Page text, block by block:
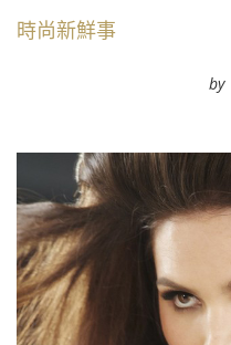
時尚新鮮事
by